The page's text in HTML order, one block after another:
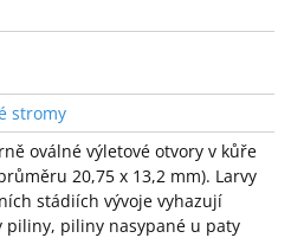
stromy
oválné výletové otvory v kůře
20,75 x 13,2 mm). Larvy
stádiích vývoje vyhazují
piliny, piliny nasypané u paty